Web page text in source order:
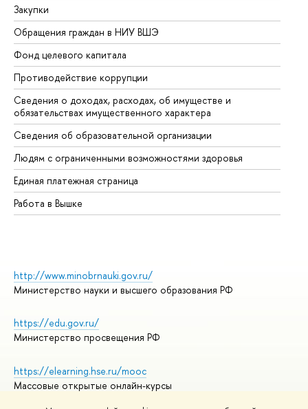
Закупки
Обращения граждан в НИУ ВШЭ
Фонд целевого капитала
Противодействие коррупции
Сведения о доходах, расходах, об имуществе и
обязательствах имущественного характера
Сведения об образовательной организации
Людям с ограниченными возможностями здоровья
Единая платежная страница
Работа в Вышке
http://www.minobrnauki.gov.ru/
Министерство науки и высшего образования РФ
https://edu.gov.ru/
Министерство просвещения РФ
https://elearning.hse.ru/mooc
Массовые открытые онлайн-курсы